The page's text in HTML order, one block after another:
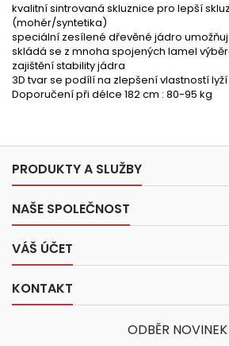
kvalitní sintrovaná skluznice pro lepší
(mohér/syntetika)
speciální zesílené dřevěné jádro
skládá se z mnoha spojených lamel
zajištění stability jádra
3D tvar se podílí na zlepšení vlastností lyží
Doporučení při délce 182 cm : 80-95 kg
PRODUKTY A SLUŽBY
NAŠE SPOLEČNOST
VÁŠ ÚČET
KONTAKT
ODBĚR NOVINEK